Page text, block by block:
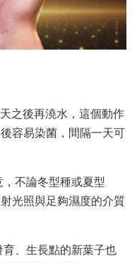
之後再澆水，這個動作
容易染菌，間隔一天可
不論冬型種或夏型
光照與足夠濕度的介質
、生長點的新葉子也